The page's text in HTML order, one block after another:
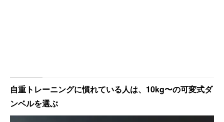
自重トレーニングに慣れている人は、10kg〜の可変式ダ
ンベルを選ぶ